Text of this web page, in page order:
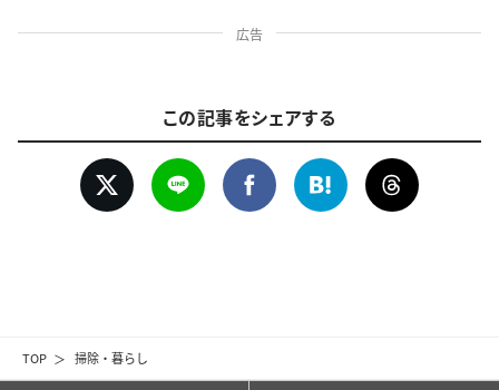
TOP 掃除・暮らし
広告
この記事をシェアする